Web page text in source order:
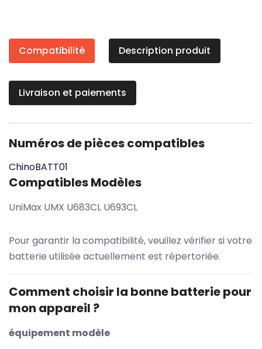
Compatibilité Description produit
Livraison et paiements
Numéros de pièces compatibles
ChinoBATT01
Compatibles Modèles
UniMax UMX U683CL U693CL
Pour garantir la compatibilité, veuillez vérifier si votre
batterie utilisée actuellement est répertoriée.
Comment choisir la bonne batterie pour
mon appareil ?
équipement modèle